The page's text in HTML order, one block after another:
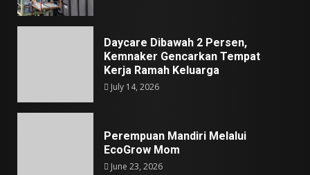
Daycare Dibawah 2 Persen,
Kemnaker Gencarkan Tempat
Kerja Ramah Keluarga
July 14, 2026
Perempuan Mandiri Melalui
EcoGrow Mom
June 23, 2026